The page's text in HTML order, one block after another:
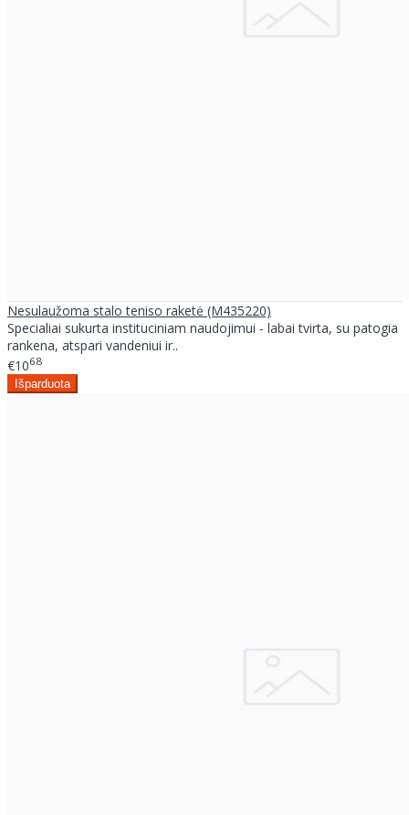
Nesulaužoma stalo teniso raketė (M435220)
Specialiai sukurta instituciniam naudojimui - labai tvirta, su patogia
rankena, atspari vandeniui ir..
€1068